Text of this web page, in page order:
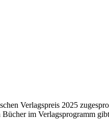
Verlagspreis 2025
im Verlagsprogramm